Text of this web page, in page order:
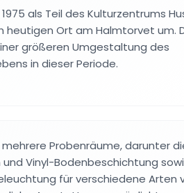
als Teil des Kulturzentrums
heutigen Ort am Halmtorvet um.
größeren Umgestaltung des
in dieser Periode.
Probenräume, darunter
Vinyl-Bodenbeschichtung
für verschiedene Arten